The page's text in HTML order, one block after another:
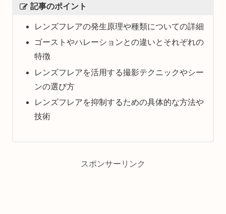
記事のポイント
レンズフレアの発生原理や種類についての詳細
ゴーストやハレーションとの違いとそれぞれの
特徴
レンズフレアを活用する撮影テクニックやシー
ンの選び方
レンズフレアを抑制するための具体的な方法や
技術
スポンサーリンク